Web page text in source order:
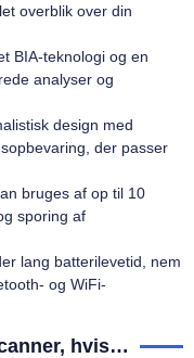
overblik over din
BIA-teknologi og en
analyser og
design med
der passer
bruges af op til 10
sporing af
lang batterilevetid, nem
og WiFi-
hvis…